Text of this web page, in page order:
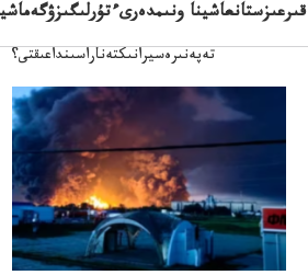
ۋاقىتشا بىتىمنىءبىتىمنىڭاقش پەن
تەپەنىرەسيرانىكتەناراسىنداعىقتى؟